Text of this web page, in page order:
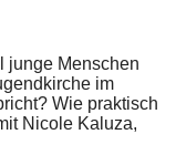
junge Menschen
im
Wie praktisch
Nicole Kaluza,